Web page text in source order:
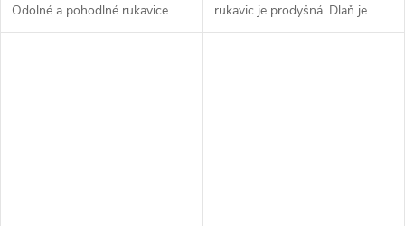
Odolné a pohodlné rukavice
vhodné pro...
rukavic je prodyšná. Dlaň je
navíc zesílena...